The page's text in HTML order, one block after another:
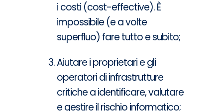
i costi (cost-effective). È
impossibile (e a volte
superfluo) fare tutto e subito;
Aiutare i proprietari e gli
operatori di infrastrutture
critiche a identificare, valutare
e gestire il rischio informatico;